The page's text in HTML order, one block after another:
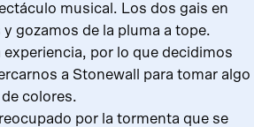
musical. Los dos gais en
gozamos de la pluma a tope.
por lo que decidimos
a Stonewall para tomar algo
colores.
por la tormenta que se